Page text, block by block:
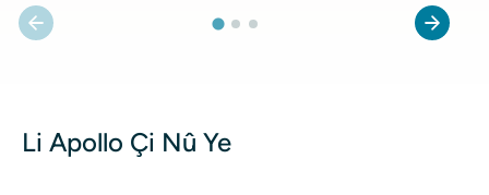
Li Apollo Çi Nû Ye